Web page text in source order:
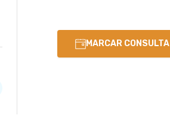
MARCAR CONSULTA